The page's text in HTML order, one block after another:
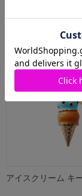
アイスクリーム キ